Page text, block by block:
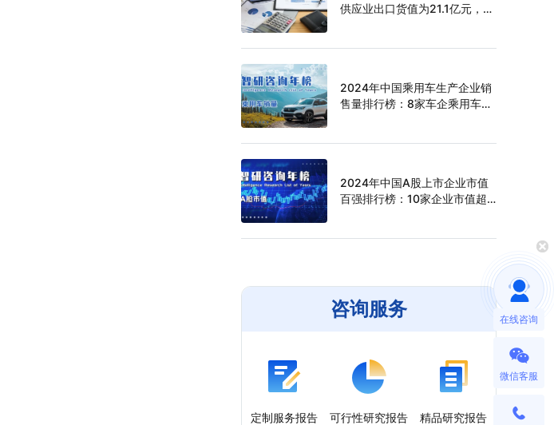
供应业出口货值为21.1亿元，累
2024年中国乘用车生产企业销
售量排行榜：8家车企乘用车销
2024年中国A股上市企业市值
百强排行榜：10家企业市值超
咨询服务
定制服务报告 可行性研究报告 精品研究报告
在线咨询
微信客服